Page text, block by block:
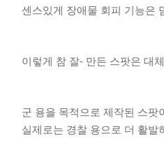
센스있게 장애물 회피 기능은
이렇게 참 잘- 만든 스팟은 대
군 용을 목적으로 제작된 스팟
실제로는 경찰 용으로 더 활발